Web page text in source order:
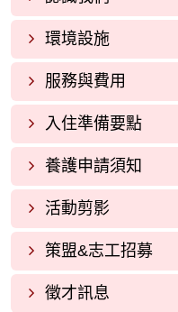
環境設施
服務與費用
入住準備要點
養護申請須知
活動剪影
策盟&志工招募
徵才訊息